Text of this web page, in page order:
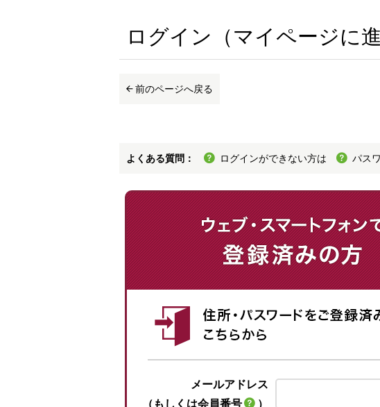
ログイン（マイページに進
前のページへ戻る
よくある質問： ログインができない方は パス
メールアドレス
（もしくは会員番号
）